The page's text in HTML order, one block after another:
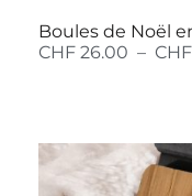
Boules de Noël
CHF 26.00 – CHF